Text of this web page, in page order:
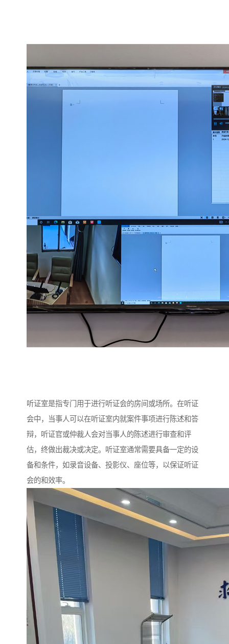
听证室是指专门用于进行听证会的房间或场所。在听证
会中，当事人可以在听证室内就案件事项进行陈述和答
辩，听证官或仲裁人会对当事人的陈述进行审查和评
估，终做出裁决或决定。听证室通常需要具备一定的设
备和条件，如录音设备、投影仪、座位等，以保证听证
会的和效率。